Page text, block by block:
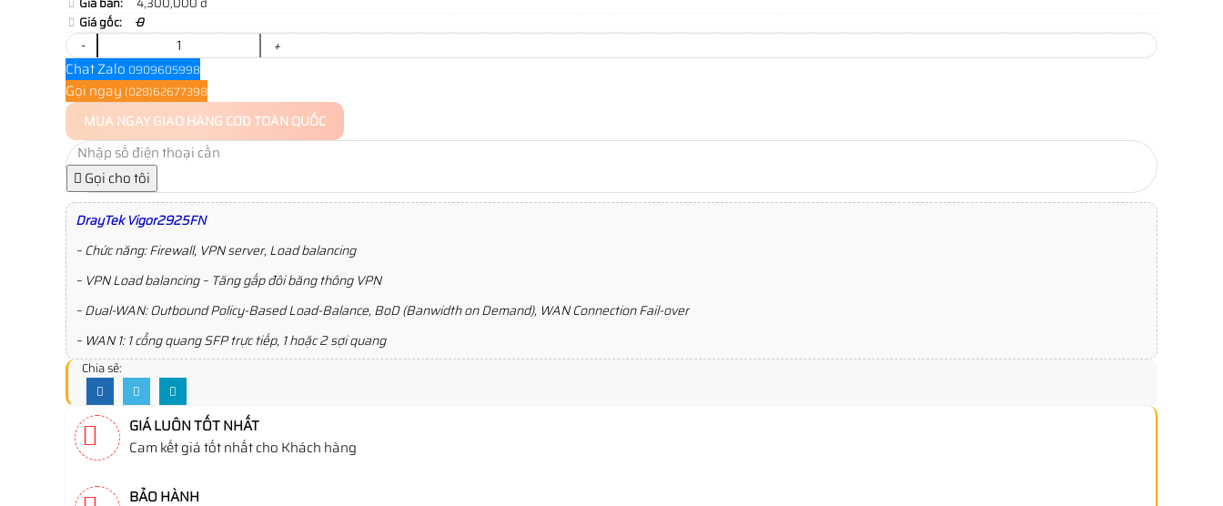
Giá gốc:
0
-
+
Chat Zalo 0909605998
Gọi ngay (028)62677398
MUA NGAYGIAO HÀNG COD TOÀN QUỐC
Gọi cho tôi
DrayTek Vigor2925FN
– Chức năng: Firewall, VPN server, Load balancing
– VPN Load balancing – Tăng gấp đôi băng thông VPN
– Dual-WAN: Outbound Policy-Based Load-Balance, BoD (Banwidth on Demand), WAN Connection Fail-over
– WAN 1: 1 cổng quang SFP trực tiếp, 1 hoặc 2 sợi quang
Chia sẻ:
GIÁ LUÔN TỐT NHẤT
Cam kết giá tốt nhất cho Khách hàng
BẢO HÀNH